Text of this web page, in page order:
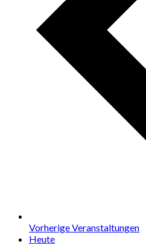
VorherigeVeranstaltungen
Heute